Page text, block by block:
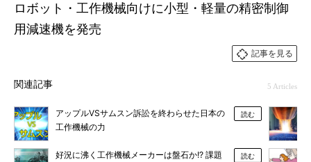
ロボット・工作機械向けに小型・軽量の精密制御
用減速機を発売
記事を見る
関連記事 5 Articles
アップルVSサムスン訴訟を終わらせた日本の
工作機械の力
読む
好況に沸く工作機械メーカーは盤石か!? 課題
読む